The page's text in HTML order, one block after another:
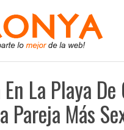
En La Playa
Pareja Más